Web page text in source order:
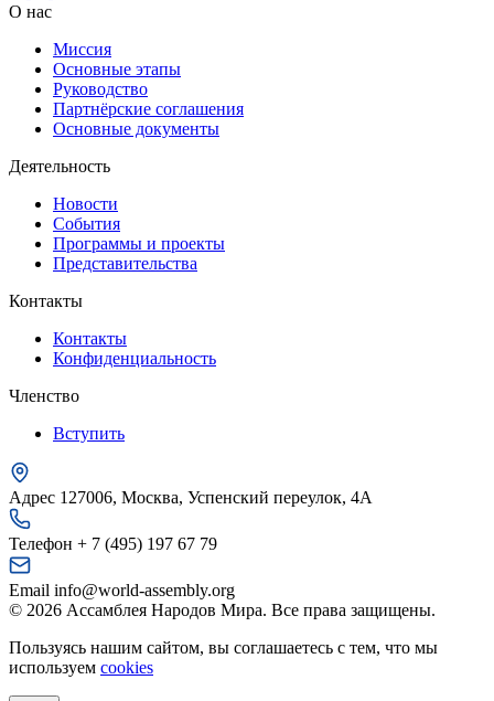
О нас
Миссия
Основные этапы
Руководство
Партнёрские соглашения
Основные документы
Деятельность
Новости
События
Программы и проекты
Представительства
Контакты
Контакты
Конфиденциальность
Членство
Вступить
Адрес 127006, Москва, Успенский переулок, 4А
Телефон + 7 (495) 197 67 79
Email info@world-assembly.org
© 2026 Ассамблея Народов Мира. Все права защищены.
Пользуясь нашим сайтом, вы соглашаетесь с тем, что мы
используем cookies